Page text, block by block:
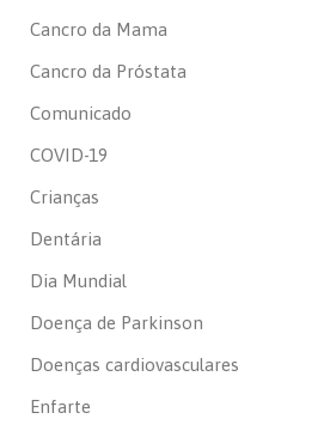
Cancro da Mama
Cancro da Próstata
Comunicado
COVID-19
Crianças
Dentária
Dia Mundial
Doença de Parkinson
Doenças cardiovasculares
Enfarte